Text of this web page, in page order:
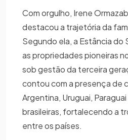
Com orgulho, Irene
destacou a trajetória da
Segundo ela, a Estância
as propriedades pioneiras
sob gestão da terceira
contou com a presença de
Argentina, Uruguai,
brasileiras, fortalecendo a
entre os países.